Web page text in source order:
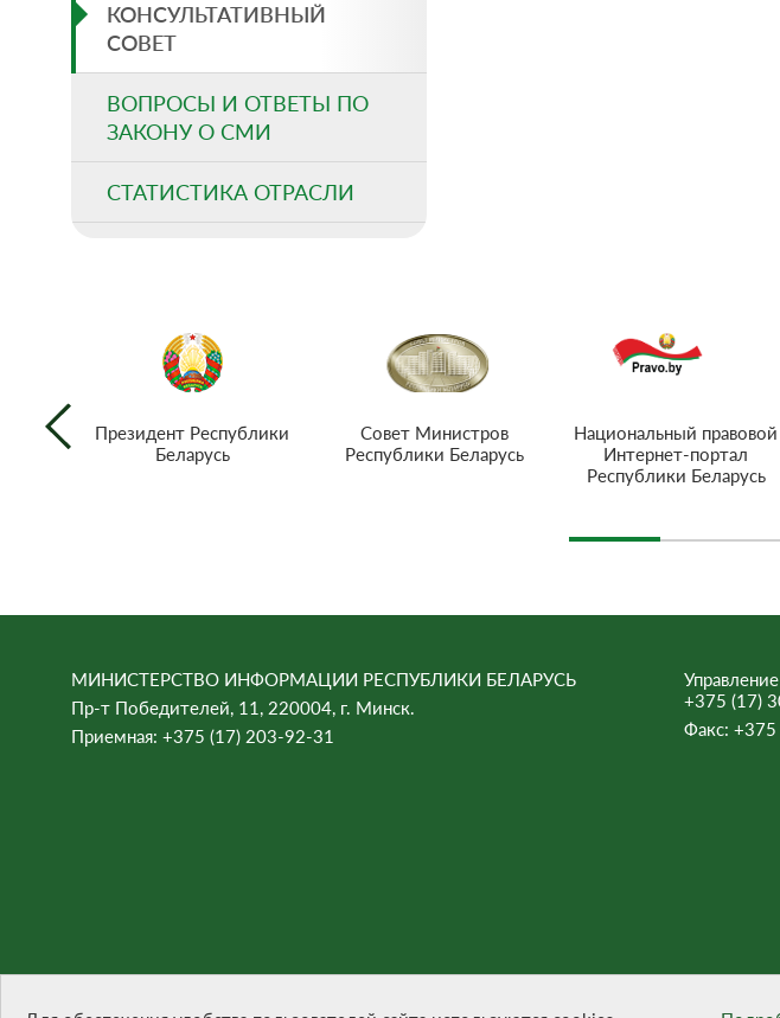
КОНСУЛЬТАТИВНЫЙ
СОВЕТ
ВОПРОСЫ И ОТВЕТЫ ПО
ЗАКОНУ О СМИ
СТАТИСТИКА ОТРАСЛИ
Президент Республики
Беларусь
Совет Министров
Республики Беларусь
Национальный правовой
Интернет-портал
Республики Беларусь
МИНИСТЕРСТВО ИНФОРМАЦИИ РЕСПУБЛИКИ БЕЛАРУСЬ
Пр-т Победителей, 11, 220004, г. Минск.
Приемная: +375 (17) 203-92-31
+375 (17)
Факс: +375
При цитировании материалов ссылка на сайт обязательна.